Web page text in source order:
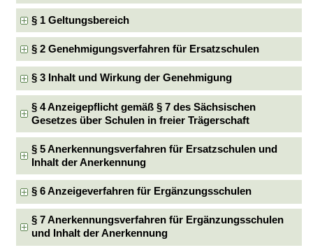
§ 1 Geltungsbereich
§ 2 Genehmigungsverfahren für Ersatzschulen
§ 3 Inhalt und Wirkung der Genehmigung
§ 4 Anzeigepflicht gemäß § 7 des Sächsischen
Gesetzes über Schulen in freier Trägerschaft
§ 5 Anerkennungsverfahren für Ersatzschulen und
Inhalt der Anerkennung
§ 6 Anzeigeverfahren für Ergänzungsschulen
§ 7 Anerkennungsverfahren für Ergänzungsschulen
und Inhalt der Anerkennung